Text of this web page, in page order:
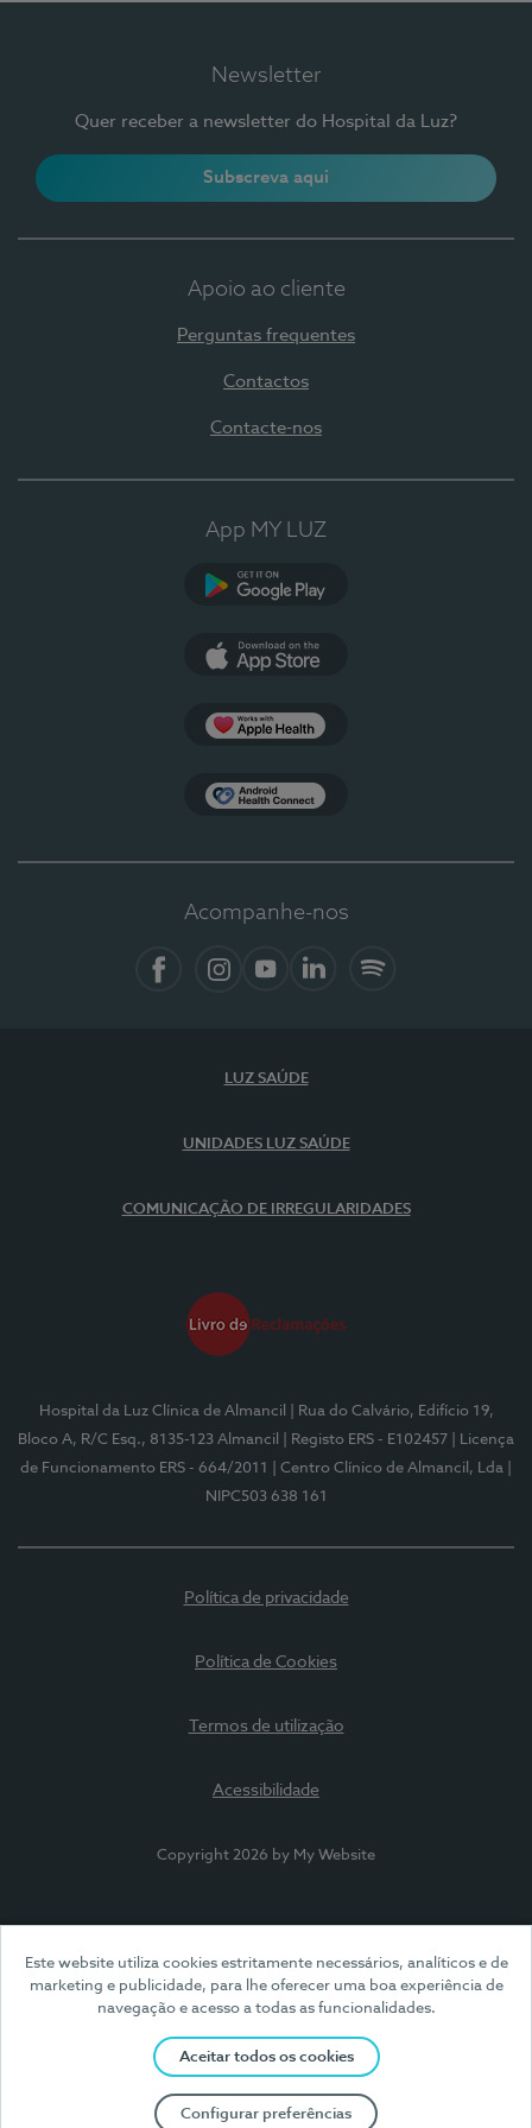
Este website utiliza cookies estritamente necessários, analíticos e de
marketing e publicidade, para lhe oferecer uma boa experiência de
navegação e acesso a todas as funcionalidades.
Aceitar todos os cookies
Configurar preferências
Newsletter
Quer receber a newsletter do Hospital da Luz?
Subscreva aqui
Apoio ao cliente
Perguntas frequentes
Contactos
Contacte-nos
App MY LUZ
Acompanhe-nos
LUZ SAÚDE
UNIDADES LUZ SAÚDE
COMUNICAÇÃO DE IRREGULARIDADES
Hospital da Luz Clínica de Almancil
| Rua do Calvário, Edifício 19,
Bloco A, R/C Esq., 8135-123 Almancil
| Registo ERS - E102457
| Licença
de Funcionamento ERS - 664/2011
| Centro Clínico de Almancil, Lda
NIPC503 638 161
Política de privacidade
Política de Cookies
Termos de utilização
Acessibilidade
Copyright 2026 by My Website